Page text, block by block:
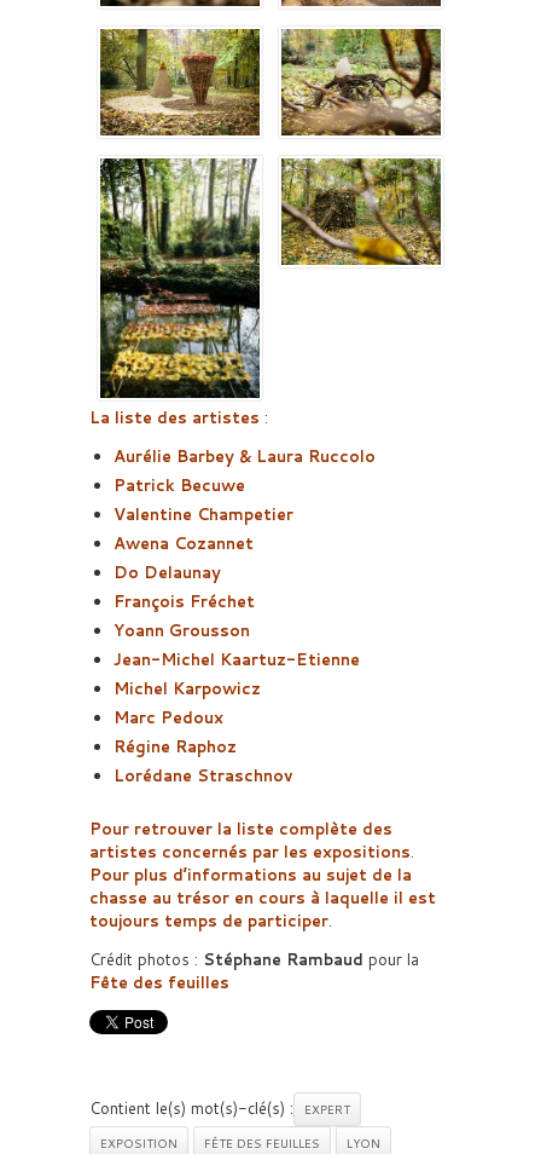
La liste des artistes :
Aurélie Barbey & Laura Ruccolo
Patrick Becuwe
Valentine Champetier
Awena Cozannet
Do Delaunay
François Fréchet
Yoann Grousson
Jean-Michel Kaartuz-Etienne
Michel Karpowicz
Marc Pedoux
Régine Raphoz
Lorédane Straschnov
Pour retrouver la liste complète des
artistes concernés par les expositions.
Pour plus d’informations au sujet de la
chasse au trésor en cours à laquelle il est
toujours temps de participer.
Crédit photos : Stéphane Rambaud pour la
Fête des feuilles
Contient le(s) mot(s)-clé(s) :
EXPERT
EXPOSITION
FÊTE DES FEUILLES
LYON